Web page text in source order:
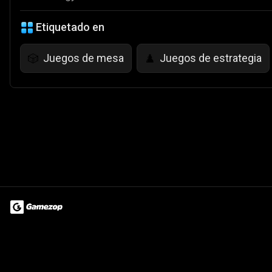
Etiquetado en
🎲 Juegos de mesa ♟️ Juegos de estrategia